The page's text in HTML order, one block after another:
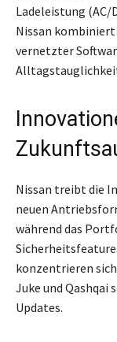
Ladeleistung
Nissan
vernetzter
Nissan treibt die
neuen
während das
konzentrieren
Juke und Qashqai
Updates.